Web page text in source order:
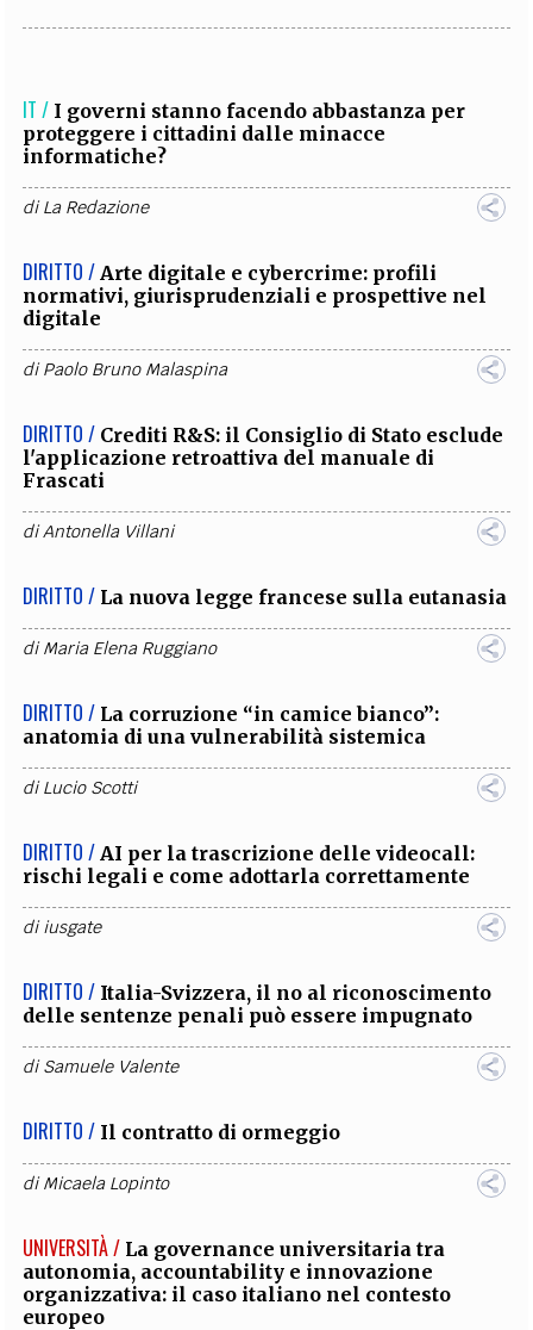
IT / I governi stanno facendo abbastanza per
proteggere i cittadini dalle minacce
informatiche?
diLa Redazione
DIRITTO / Arte digitale e cybercrime: profili
normativi, giurisprudenziali e prospettive nel
digitale
diPaolo Bruno Malaspina
DIRITTO / Crediti R&S: il Consiglio di Stato esclude
l'applicazione retroattiva del manuale di
Frascati
diAntonella Villani
DIRITTO / La nuova legge francese sulla eutanasia
diMaria Elena Ruggiano
DIRITTO / La corruzione “in camice bianco”:
anatomia di una vulnerabilità sistemica
diLucio Scotti
DIRITTO / AI per la trascrizione delle videocall:
rischi legali e come adottarla correttamente
diiusgate
DIRITTO / Italia-Svizzera, il no al riconoscimento
delle sentenze penali può essere impugnato
diSamuele Valente
DIRITTO / Il contratto di ormeggio
diMicaela Lopinto
UNIVERSITÀ / La governance universitaria tra
autonomia, accountability e innovazione
organizzativa: il caso italiano nel contesto
europeo